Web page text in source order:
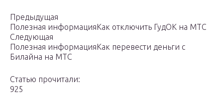
Предыдущая
Полезная информацияКак отключить ГудОК на МТС
Следующая
Полезная информацияКак перевести деньги с
Билайна на МТС
Статью прочитали:
925